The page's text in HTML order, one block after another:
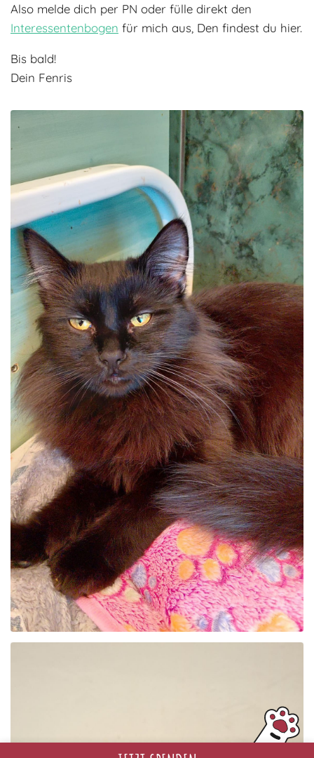
Also melde dich per PN oder fülle direkt den
Interessentenbogen für mich aus, Den findest du hier.
Bis bald!
Dein Fenris